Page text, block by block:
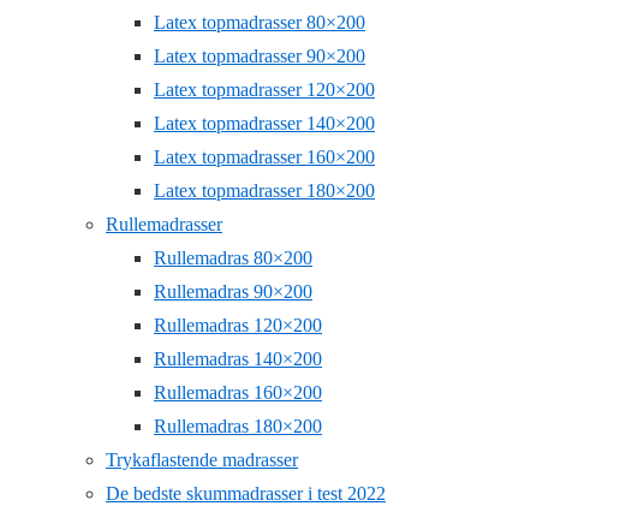
Latex topmadrasser 80×200
Latex topmadrasser 90×200
Latex topmadrasser 120×200
Latex topmadrasser 140×200
Latex topmadrasser 160×200
Latex topmadrasser 180×200
Rullemadrasser
Rullemadras 80×200
Rullemadras 90×200
Rullemadras 120×200
Rullemadras 140×200
Rullemadras 160×200
Rullemadras 180×200
Trykaflastende madrasser
De bedste skummadrasser i test 2022